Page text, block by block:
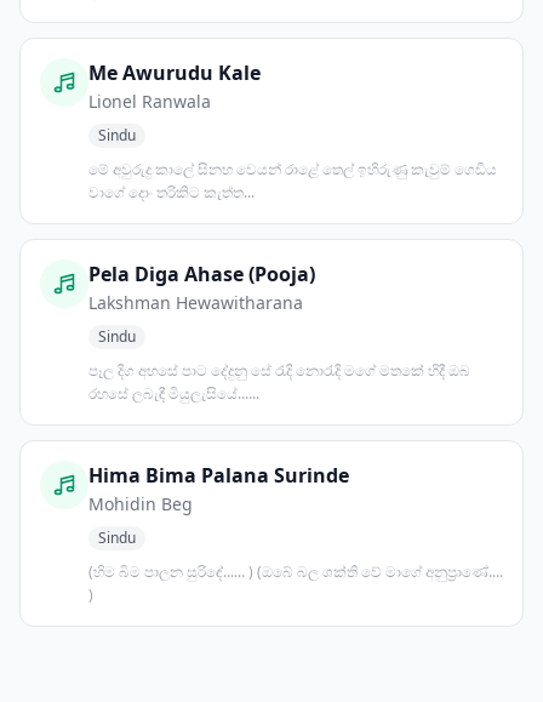
Me Awurudu Kale
Lionel Ranwala
Sindu
මේ අවුරුදු කාලේ සිනහ වෙයන් රාළේ තෙල් ඉහිරුණු කැවුම් ගෙඩිය
වාගේ දොං තරිකිට කැත්ත...
Pela Diga Ahase (Pooja)
Lakshman Hewawitharana
Sindu
පෑල දිග අහසේ පාට දේදුනු සේ රැදි නොරැදි මගේ මතකේ හිදී ඔබ
රහසේ ලබැඳී මියුලැසියේ......
Hima Bima Palana Surinde
Mohidin Beg
Sindu
(හිම බිම පාලන සුරිඳේ...... ) (ඔබේ බල ශක්ති වේ මාගේ අනුප්‍රාණේ....
)